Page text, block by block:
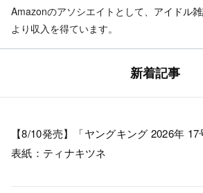
Amazonのアソシエイトとして、 アイドル
より収入を得ています。
新着記事
【8/10発売】「ヤングキング 2026年 17
表紙：ティナキツネ